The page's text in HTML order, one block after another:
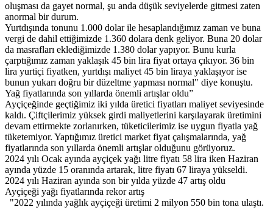
oluşması da gayet normal, şu anda düşük seviyelerde gitmesi zaten
anormal bir durum.
Yurtdışında tonunu 1.000 dolar ile hesaplandığımız zaman ve buna
vergi de dahil ettiğimizde 1.360 dolara denk geliyor. Buna 20 dolar
da masrafları eklediğimizde 1.380 dolar yapıyor. Bunu kurla
çarptığımız zaman yaklaşık 45 bin lira fiyat ortaya çıkıyor. 36 bin
lira yurtiçi fiyatken, yurtdışı maliyet 45 bin liraya yaklaşıyor ise
bunun yukarı doğru bir düzeltme yapması normal" diye konuştu.
Yağ fiyatlarında son yıllarda önemli artışlar oldu”
Ayçiçeğinde geçtiğimiz iki yılda üretici fiyatları maliyet seviyesinde
kaldı. Çiftçilerimiz yüksek girdi maliyetlerini karşılayarak üretimini
devam ettirmekte zorlanırken, tüketicilerimiz ise uygun fiyatla yağ
tüketemiyor. Yaptığımız üretici market fiyat çalışmalarında, yağ
fiyatlarında son yıllarda önemli artışlar olduğunu görüyoruz.
2024 yılı Ocak ayında ayçiçek yağı litre fiyatı 58 lira iken Haziran
ayında yüzde 15 oranında artarak, litre fiyatı 67 liraya yükseldi.
2024 yılı Haziran ayında son bir yılda yüzde 47 artış oldu
Ayçiçeği yağı fiyatlarında rekor artış
"2022 yılında yağlık ayçiçeği üretimi 2 milyon 550 bin tona ulaştı.